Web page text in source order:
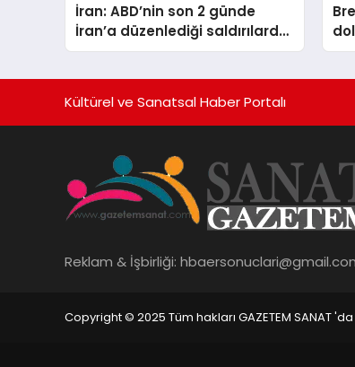
İran: ABD’nin son 2 günde
İran’a düzenlediği saldırılarda
14 kişi hayatını kaybetti
Kültürel ve Sanatsal Haber Portalı
Reklam & İşbirliği:
Copyright © 2025 Tüm hakları GAZETEM SANAT 'da